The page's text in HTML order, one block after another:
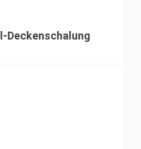
Deckenschalung